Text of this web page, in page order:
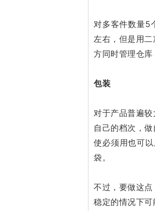
对多客件数量5
左右，但是用
方同时管理仓库
包装
对于产品普遍
自己的档次，
使必须用也可
袋。
不过，要做这
稳定的情况下